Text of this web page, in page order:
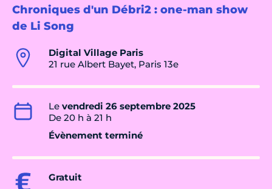
Chroniques d'un Débri2 : one-man show
de Li Song
Digital Village Paris
21 rue Albert Bayet, Paris 13e
Le vendredi 26 septembre 2025
De 20 h à 21 h
Évènement terminé
Gratuit